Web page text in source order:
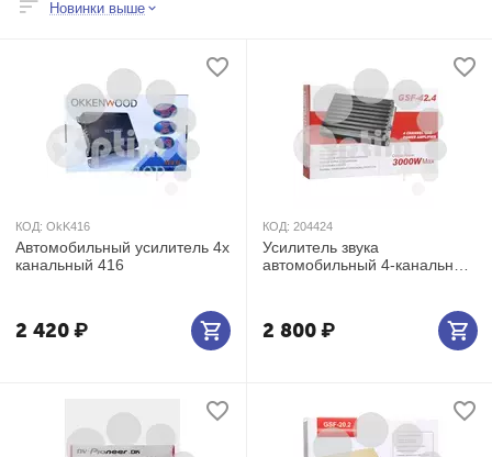
Новинки выше
КОД: OkK416
Автомобильный усилитель 4х
канальный 416
2 420₽
КОД: 204424
Усилитель звука
автомобильный 4-канальный
2 800₽